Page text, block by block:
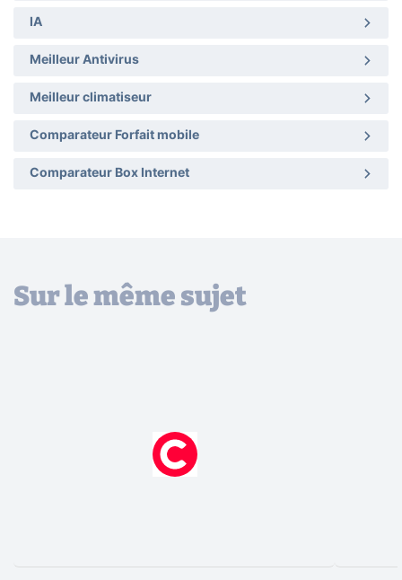
IA
Meilleur Antivirus
Meilleur climatiseur
Comparateur Forfait mobile
Comparateur Box Internet
Sur le même sujet